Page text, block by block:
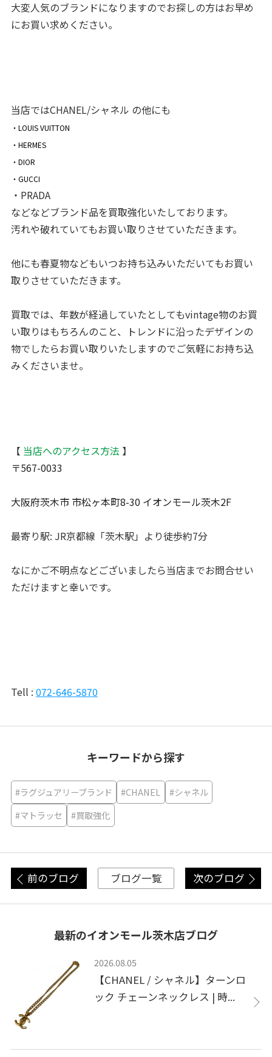
大変人気のブランドになりますのでお探しの方はお早め
にお買い求めください。
当店ではCHANEL/シャネル の他にも
・LOUIS VUITTON
・HERMES
・DIOR
・GUCCI
・PRADA
などなどブランド品を買取強化いたしております。
汚れや破れていてもお買い取りさせていただきます。
他にも春夏物などもいつお持ち込みいただいてもお買い
取りさせていただきます。
買取では、年数が経過していたとしてもvintage物のお買
い取りはもちろんのこと、トレンドに沿ったデザインの
物でしたらお買い取りいたしますのでご気軽にお持ち込
みくださいませ。
【 当店へのアクセス方法 】
〒567-0033
大阪府茨木市 市松ヶ本町8-30 イオンモール茨木2F
最寄り駅: ​JR京都線「茨木駅」より徒歩約7分
なにかご不明点などございましたら当店までお問合せい
ただけますと幸いです。
Tell : 072-646-5870
キーワードから探す
#ラグジュアリーブランド #CHANEL
#シャネル
#マトラッセ
#買取強化
前のブログ ブログ一覧 次のブログ
最新のイオンモール茨木店ブログ
2026.08.05
【CHANEL / シャネル】ターンロ
ック チェーンネックレス | 時...